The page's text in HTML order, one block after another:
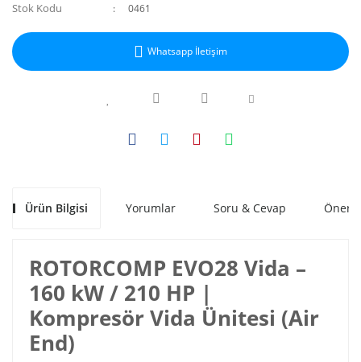
Stok Kodu 0461
Whatsapp İletişim
Ürün Bilgisi Yorumlar Soru & Cevap
ROTORCOMP EVO28 Vida –
160 kW / 210 HP |
Kompresör Vida Ünitesi (Air
End)